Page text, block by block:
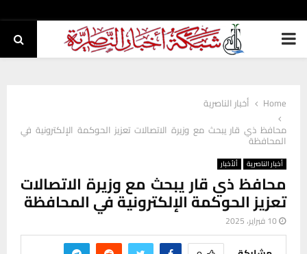
PRIMARY
Home
أخبار الناصرية
محافظ ذي قار يبحث مع وزيرة الاتصالات تعزيز الحوكمة الإلكترونية في
المحافظة
أخبار الناصرية ألأخبار
محافظ ذي قار يبحث مع وزيرة الاتصالات
تعزيز الحوكمة الإلكترونية في المحافظة
10 فبراير، 2025